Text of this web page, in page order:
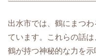
出水市では、鶴にまつ
ています。これらの話は
鶴が持つ神秘的な力を示